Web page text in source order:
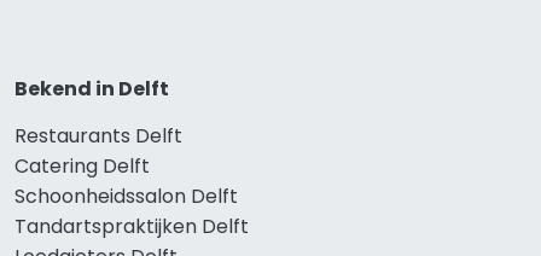
Bekend in Delft
Restaurants Delft
Catering Delft
Schoonheidssalon Delft
Tandartspraktijken Delft